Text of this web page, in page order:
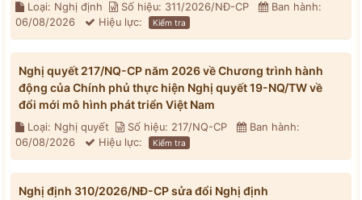
Loại: Nghị định Số hiệu: 311/2026/NĐ-CP
Ban hành:
06/08/2026
Hiệu lực: Kiểm tra
Nghị quyết 217/NQ-CP năm 2026 về Chương trình hành
động của Chính phủ thực hiện Nghị quyết 19-NQ/TW về
đổi mới mô hình phát triển Việt Nam
Loại: Nghị quyết Số hiệu: 217/NQ-CP
Ban hành:
06/08/2026
Hiệu lực: Kiểm tra
Nghị định 310/2026/NĐ-CP sửa đổi Nghị định